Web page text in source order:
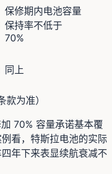
保修期内电池容量
保持率不低于
70%
同上
为准）
70% 容量承诺基本覆
看，特斯拉电池的实际
年下来表显续航衰减不